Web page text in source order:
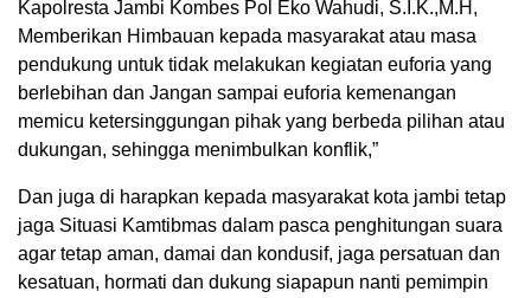
Kapolresta Jambi Kombes Pol Eko Wahudi, S.I.K.,M.H,
Memberikan Himbauan kepada masyarakat atau masa
pendukung untuk tidak melakukan kegiatan euforia yang
berlebihan dan Jangan sampai euforia kemenangan
memicu ketersinggungan pihak yang berbeda pilihan atau
dukungan, sehingga menimbulkan konflik,”
Dan juga di harapkan kepada masyarakat kota jambi tetap
jaga Situasi Kamtibmas dalam pasca penghitungan suara
agar tetap aman, damai dan kondusif, jaga persatuan dan
kesatuan, hormati dan dukung siapapun nanti pemimpin